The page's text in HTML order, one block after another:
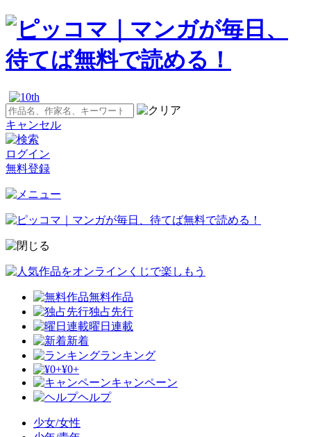
キャンセル
ログイン
無料登録
無料作品
独占先行
曜日連載
新着
ランキング
¥0+
キャンペーン
ヘルプ
少女/女性